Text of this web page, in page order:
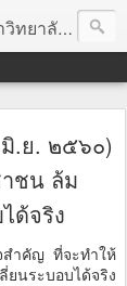
Truths :: Peace :: Revolution :: Universal Human Rights :: Democracy (TPRUD)
.ย. ๒๕๖๐)
ชน ล้ม
ด้จริง
ำคัญ ที่จะทำให้
บอบได้จริง